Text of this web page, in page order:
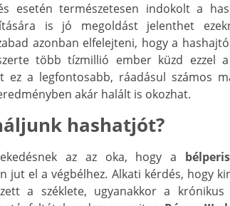
esetén természetesen indokolt a
is jó megoldást jelenthet
azonban elfelejteni, hogy a
több tízmillió ember küzd ezzel a
ez a legfontosabb, ráadásul számos
akár halált is okozhat.
hashatjót?
az az oka, hogy a
jut el a végbélhez. Alkati kérdés, hogy
a széklete, ugyanakkor a krónikus